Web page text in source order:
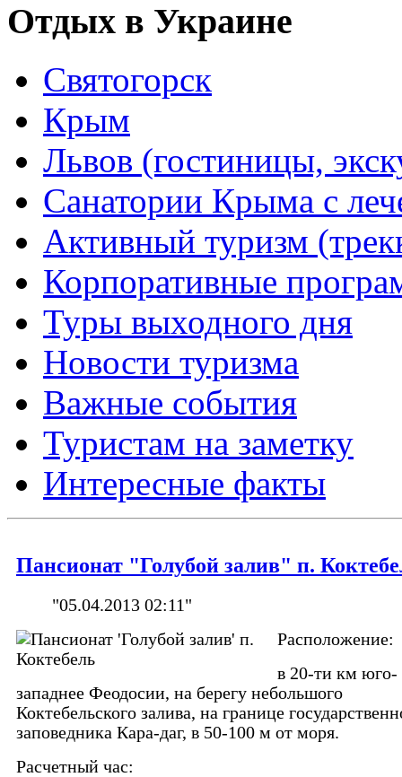
Отдых в Украине
Святогорск
Крым
Львов (гостиницы,
Санатории Крыма с
Активный туризм
Корпоративные
Туры выходного дня
Новости туризма
Важные события
Туристам на заметку
Интересные факты
Пансионат "Голубой залив" п.
"05.04.2013 02:11"
Расположение:
в 20-ти км юго-
западнее Феодосии, на берегу небольшого
Коктебельского залива, на границе
заповедника Кара-даг, в 50-100 м от моря.
Расчетный час: